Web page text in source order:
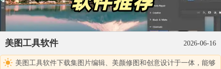
美图工具软件 2026-06-16
美图工具软件下载集图片编辑、美颜修图和创意设计于一体，能够